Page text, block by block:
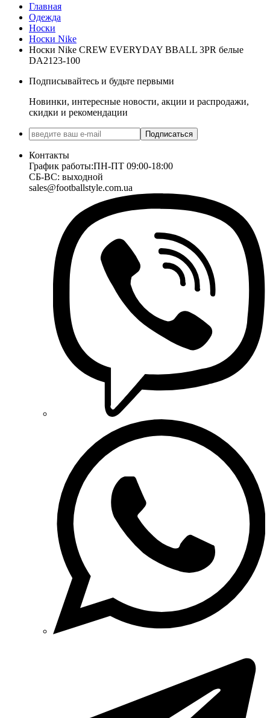
Главная
Одежда
Носки
Носки Nike
Носки Nike CREW EVERYDAY BBALL 3PR белые
DA2123-100
Подписывайтесь и будьте первыми
Новинки, интересные новости, акции и распродажи,
скидки и рекомендации
Подписаться
Контакты
График работы:ПН-ПТ 09:00-18:00
СБ-ВС: выходной
sales@footballstyle.com.ua